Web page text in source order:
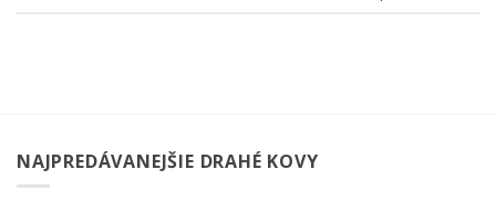
NAJPREDÁVANEJŠIE DRAHÉ KOVY